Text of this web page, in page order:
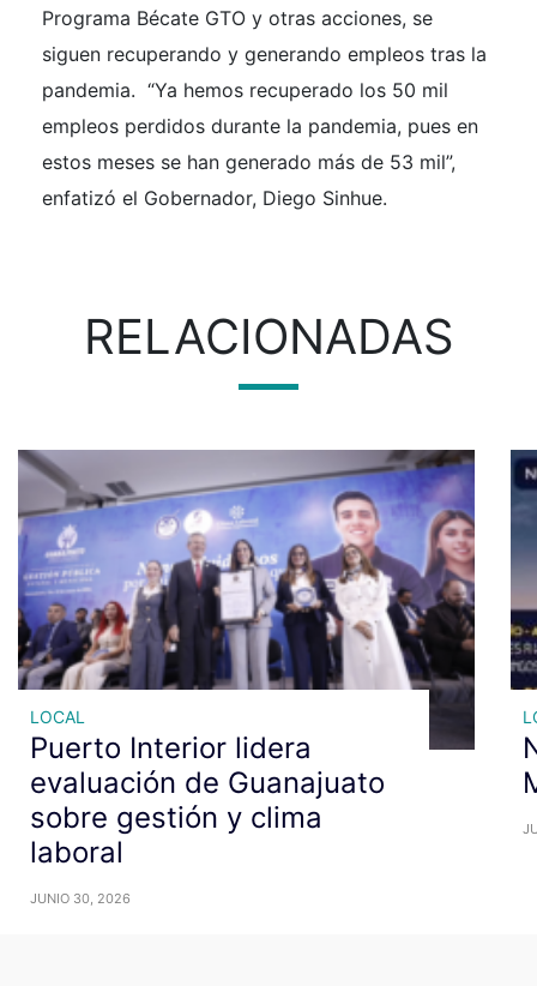
Programa Bécate GTO y otras acciones, se
siguen recuperando y generando empleos tras la
pandemia. “Ya hemos recuperado los 50 mil
empleos perdidos durante la pandemia, pues en
estos meses se han generado más de 53 mil”,
enfatizó el Gobernador, Diego Sinhue.
RELACIONADAS
LOCAL
Puerto Interior lidera
evaluación de Guanajuato
sobre gestión y clima
laboral
JUNIO 30, 2026